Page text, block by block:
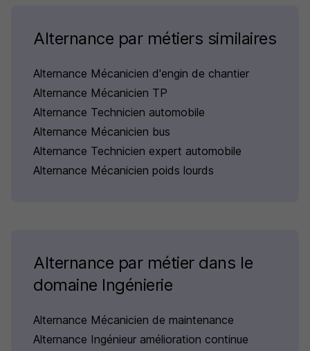
Alternance par métiers similaires
Alternance Mécanicien d'engin de chantier
Alternance Mécanicien TP
Alternance Technicien automobile
Alternance Mécanicien bus
Alternance Technicien expert automobile
Alternance Mécanicien poids lourds
Alternance par métier dans le
domaine Ingénierie
Alternance Mécanicien de maintenance
Alternance Ingénieur amélioration continue